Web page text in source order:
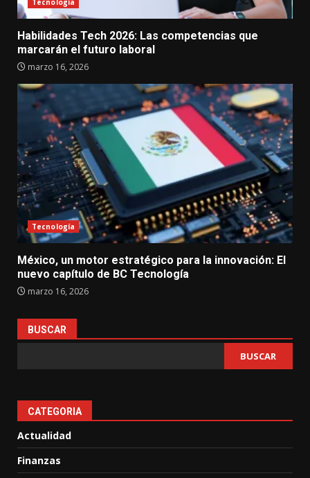
Tecnología
Habilidades Tech 2026: Las competencias que
marcarán el futuro laboral
marzo 16, 2026
Tecnología
México, un motor estratégico para la innovación: El
nuevo capítulo de BC Tecnología
marzo 16, 2026
BUSCAR
BUSCAR
CATEGORIA
Actualidad
Finanzas